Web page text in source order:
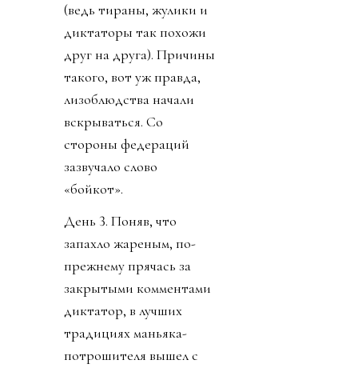
(ведь тираны, жулики и
диктаторы так похожи
друг на друга). Причины
такого, вот уж правда,
лизоблюдства начали
вскрываться. Со
стороны федераций
зазвучало слово
«бойкот».
День 3. Поняв, что
запахло жареным, по-
прежнему прячась за
закрытыми комментами
диктатор, в лучших
традициях маньяка-
потрошителя вышел с